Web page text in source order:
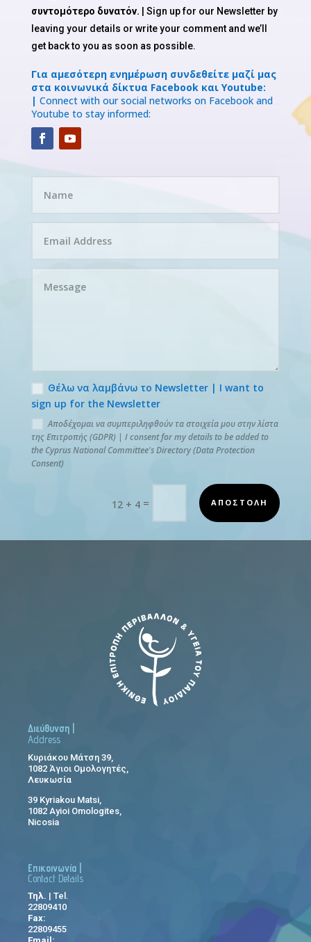
συντομότερο δυνατόν. | Sign up for our Newsletter by
leaving your details or write your comment and we’ll
get back to you as soon as possible.
Για αμεσότερη ενημέρωση συνδεθείτε μαζί μας
στα κοινωνικά δίκτυα Facebook και Youtube:
| Connect with our social networks on Facebook and
Youtube to stay informed:
Θέλω να λαμβάνω το Newsletter | I want to
sign up for the Newsletter
Αποδέχομαι να συμπεριληφθούν τα στοιχεία μου στην λίστα
της Επιτροπής (GDPR) | I consent for my details to be added to
the Cyprus National Committee's Directory (Data Protection
Consent)
12 + 4 = ΑΠΟΣΤΟΛΗ
Διεύθυνση |
Address
Κυριάκου Μάτση 39,
1082 Άγιοι Ομολογητές,
Λευκωσία
39 Kyriakou Matsi,
1082 Ayioi Omologites,
Nicosia
Επικοινωνία |
Contact Details
Τηλ. | Tel.
22809410
Fax:
22809455